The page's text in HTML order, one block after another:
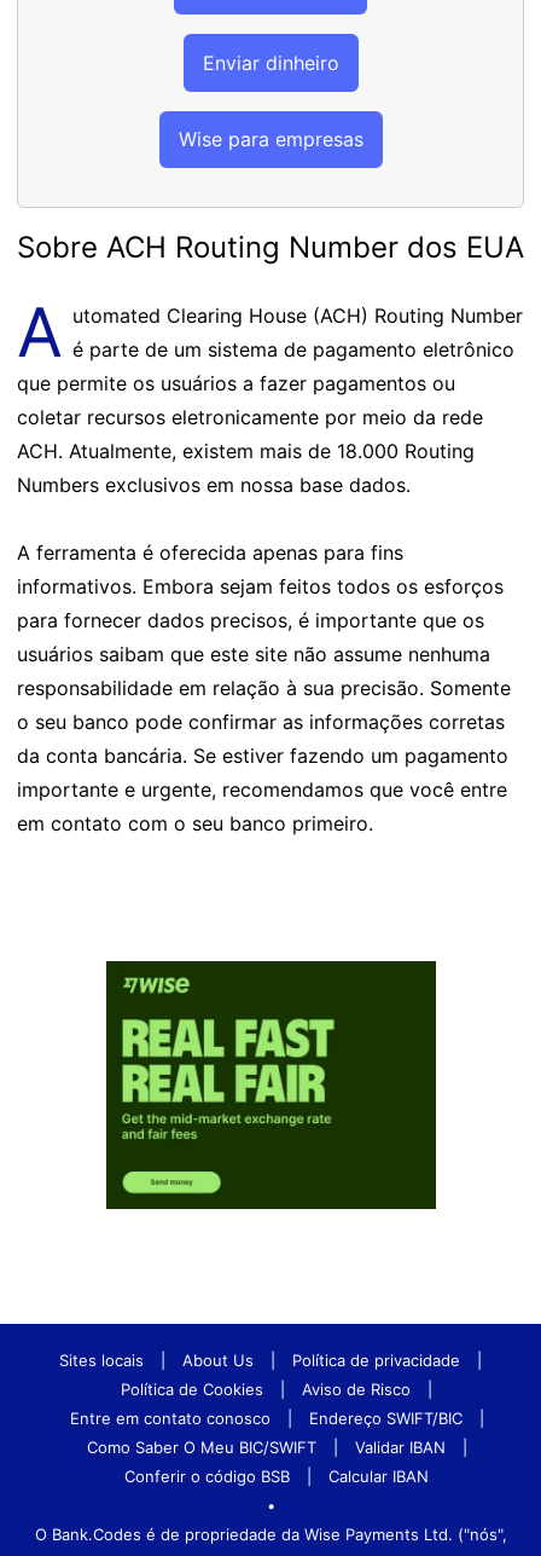
Enviar dinheiro
Wise para empresas
Sobre ACH Routing Number dos EUA
A utomated Clearing House (ACH) Routing Number
é parte de um sistema de pagamento eletrônico
que permite os usuários a fazer pagamentos ou
coletar recursos eletronicamente por meio da rede
ACH. Atualmente, existem mais de 18.000 Routing
Numbers exclusivos em nossa base dados.
A ferramenta é oferecida apenas para fins
informativos. Embora sejam feitos todos os esforços
para fornecer dados precisos, é importante que os
usuários saibam que este site não assume nenhuma
responsabilidade em relação à sua precisão. Somente
o seu banco pode confirmar as informações corretas
da conta bancária. Se estiver fazendo um pagamento
importante e urgente, recomendamos que você entre
em contato com o seu banco primeiro.
Sites locais About Us Política de privacidade
Política de Cookies
Aviso de Risco
Entre em contato conosco
Endereço SWIFT/BIC
Como Saber O Meu BIC/SWIFT
Validar IBAN
Conferir o código BSB
Calcular IBAN
•
O Bank.Codes é de propriedade da Wise Payments Ltd. ("nós",